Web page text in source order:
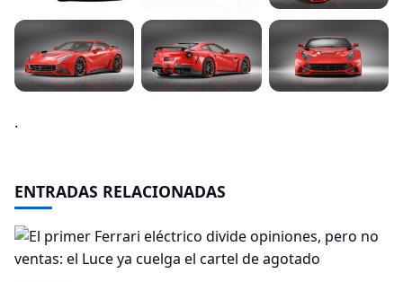
.
ENTRADAS RELACIONADAS